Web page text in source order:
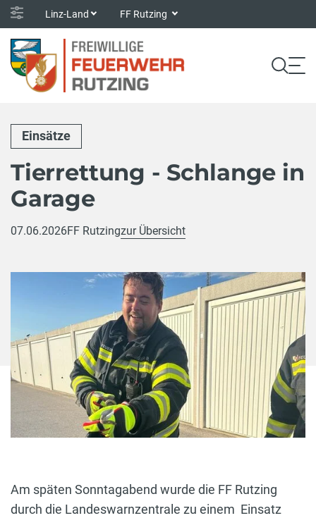
Linz-Land FF Rutzing
Einsätze
Tierrettung - Schlange in
Garage
07.06.2026FF Rutzingzur Übersicht
Am späten Sonntagabend wurde die FF Rutzing
durch die Landeswarnzentrale zu einem Einsatz